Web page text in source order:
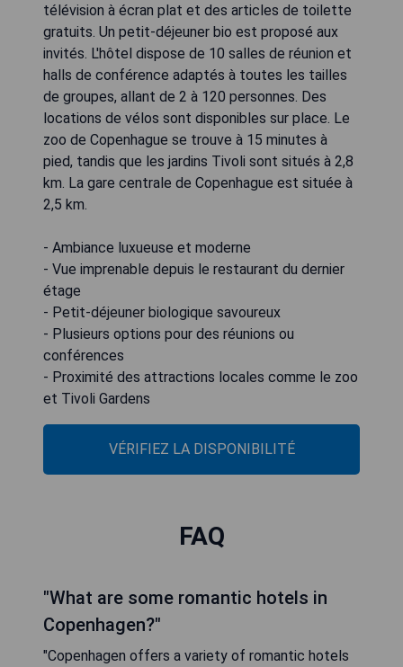
télévision à écran plat et des articles de toilette
gratuits. Un petit-déjeuner bio est proposé aux
invités. L'hôtel dispose de 10 salles de réunion et
halls de conférence adaptés à toutes les tailles
de groupes, allant de 2 à 120 personnes. Des
locations de vélos sont disponibles sur place. Le
zoo de Copenhague se trouve à 15 minutes à
pied, tandis que les jardins Tivoli sont situés à 2,8
km. La gare centrale de Copenhague est située à
2,5 km.
- Ambiance luxueuse et moderne
- Vue imprenable depuis le restaurant du dernier
étage
- Petit-déjeuner biologique savoureux
- Plusieurs options pour des réunions ou
conférences
- Proximité des attractions locales comme le zoo
et Tivoli Gardens
VÉRIFIEZ LA DISPONIBILITÉ
FAQ
"What are some romantic hotels in
Copenhagen?"
"Copenhagen offers a variety of romantic hotels